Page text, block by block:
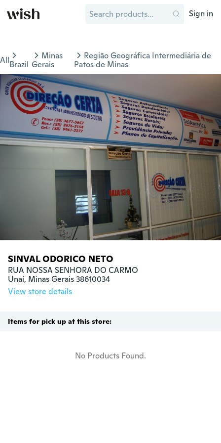
Sign in
AllBrazil
Minas
Gerais
Região Geográfica Intermediária de
Patos de Minas
SINVAL ODORICO NETO
RUA NOSSA SENHORA DO CARMO
Unaí, Minas Gerais 38610034
View store details
Items for pick up at this store:
No Products Found.